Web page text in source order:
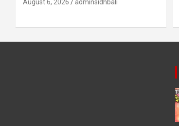
August 6, 2026 adminsidhbali